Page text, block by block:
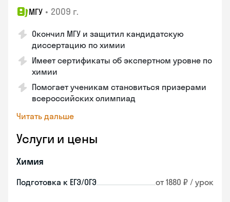
МГУ • 2009 г.
Окончил МГУ и защитил кандидатскую
диссертацию по химии
Имеет сертификаты об экспертном уровне по
химии
Помогает ученикам становиться призерами
всероссийских олимпиад
Читать дальше
Услуги и цены
Химия
Подготовка к ЕГЭ/ОГЭ от 1880 ₽ / урок